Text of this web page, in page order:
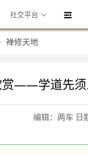
社交平台
禅修天地
赏——学道先须
编辑：两车 日